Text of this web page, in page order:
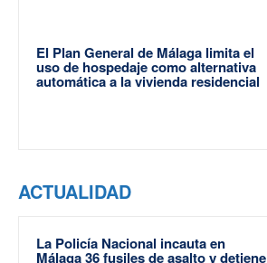
El Plan General de Málaga limita el
uso de hospedaje como alternativa
automática a la vivienda residencial
ACTUALIDAD
La Policía Nacional incauta en
Málaga 36 fusiles de asalto y detiene